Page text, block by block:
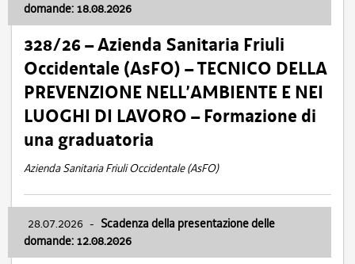
domande: 18.08.2026
328/26 – Azienda Sanitaria Friuli
Occidentale (AsFO) – TECNICO DELLA
PREVENZIONE NELL’AMBIENTE E NEI
LUOGHI DI LAVORO – Formazione di
una graduatoria
Azienda Sanitaria Friuli Occidentale (AsFO)
28.07.2026 - Scadenza della presentazione delle
domande: 12.08.2026